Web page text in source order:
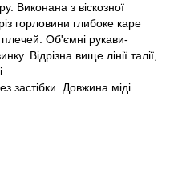
Виконана з віскозної
горловини глибоке каре
плечей. Об'ємні рукави-
Відрізна вище лінії талії,
застібки. Довжина міді.